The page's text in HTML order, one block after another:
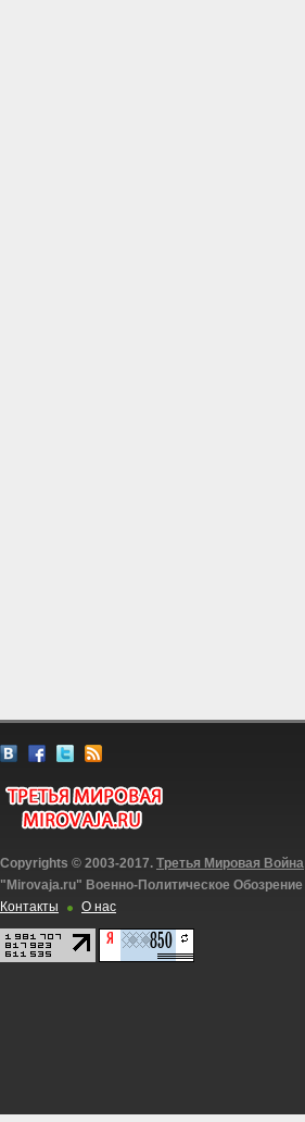
Copyrights © 2003-2017. Третья Мировая Война
"Mirovaja.ru" Военно-Политическое Обозрение
Контакты
О нас